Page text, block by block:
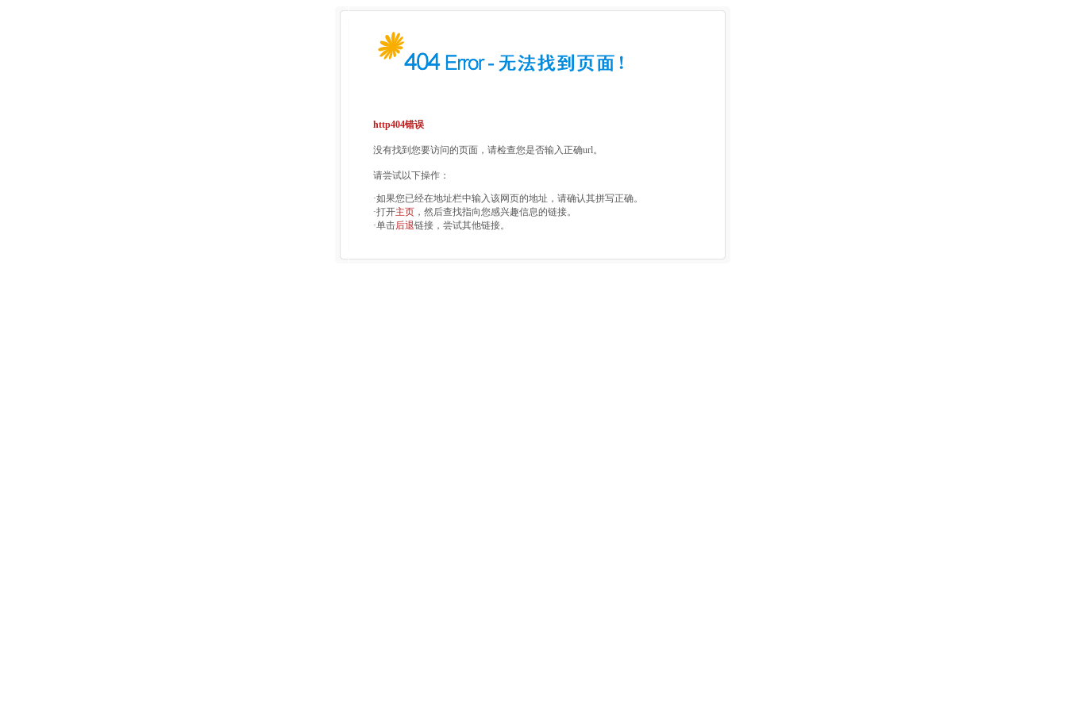
http404错误
没有找到您要访问的页面，请检查您是否输入正确url。
请尝试以下操作：
·如果您已经在地址栏中输入该网页的地址，请确认其拼写正确。
·打开主页 ，然后查找指向您感兴趣信息的链接。
·单击后退链接，尝试其他链接。